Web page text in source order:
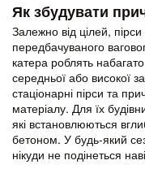
Як збудувати
Залежно від цілей,
передбачуваного
катера роблять
середньої або високої
стаціонарні пірси та
матеріалу. Для їх
які встановлюються
бетоном. У будь-який
нікуди не подінеться